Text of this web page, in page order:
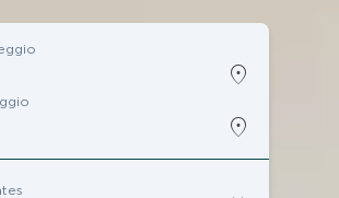
location_on
location_on